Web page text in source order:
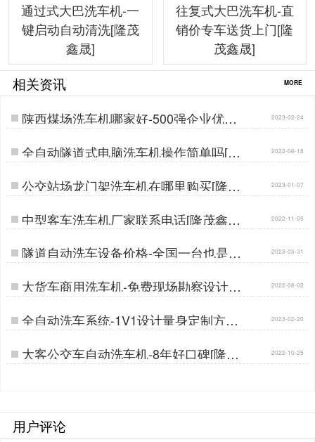
通过式大巴洗车机-一
键启动自动清洗[隆茂
鑫晟]
往复式大巴洗车机-直
销价专车送货上门[隆
茂鑫晟]
相关资讯 MORE
陕西煤场洗车机哪家好-500强企业优选
厂家[隆茂鑫晟]…
2023-02-24
全自动隧道式电脑洗车机操作简单吗[隆
茂鑫晟]…
2022-06-18
公交站场龙门架洗车机在哪里购买[隆茂
鑫晟]…
2023-01-07
中型客车洗车机厂家联系电话[隆茂鑫晟]
…
2022-11-05
隧道自动洗车设备价格-全国一台也是批
发价[隆茂鑫晟]…
2023-03-31
大货车商用洗车机-免费现场勘察设计清
洗方案[隆茂鑫晟]…
2022-08-02
全自动洗车系统-1V1设计量身定制方案
[隆茂鑫晟]…
2023-02-20
大客公交车自动洗车机-8年好口碑[隆茂
鑫晟]…
2022-10-25
用户评论